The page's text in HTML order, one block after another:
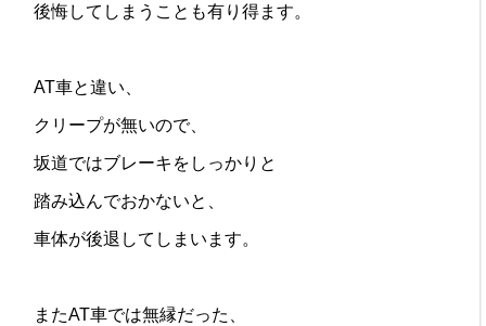
後悔してしまうことも有り得ます。
AT車と違い、
クリープが無いので、
坂道ではブレーキをしっかりと
踏み込んでおかないと、
車体が後退してしまいます。
またAT車では無縁だった、